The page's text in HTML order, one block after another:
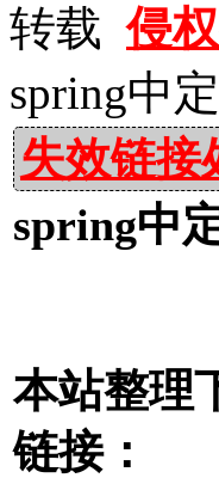
转载侵
spring中
失效链接
spring中
本站整理
链接：